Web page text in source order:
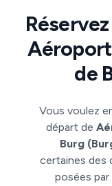
de
Vous voulez
départ de
Burg
certaines des
posées